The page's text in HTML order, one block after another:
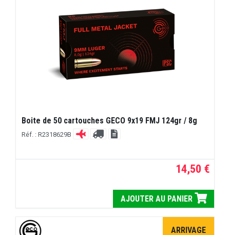
Boite de 50 cartouches GECO 9x19 FMJ 124gr / 8g
Réf. : R2318629B
14,50 €
AJOUTER AU PANIER
ARRIVAGE